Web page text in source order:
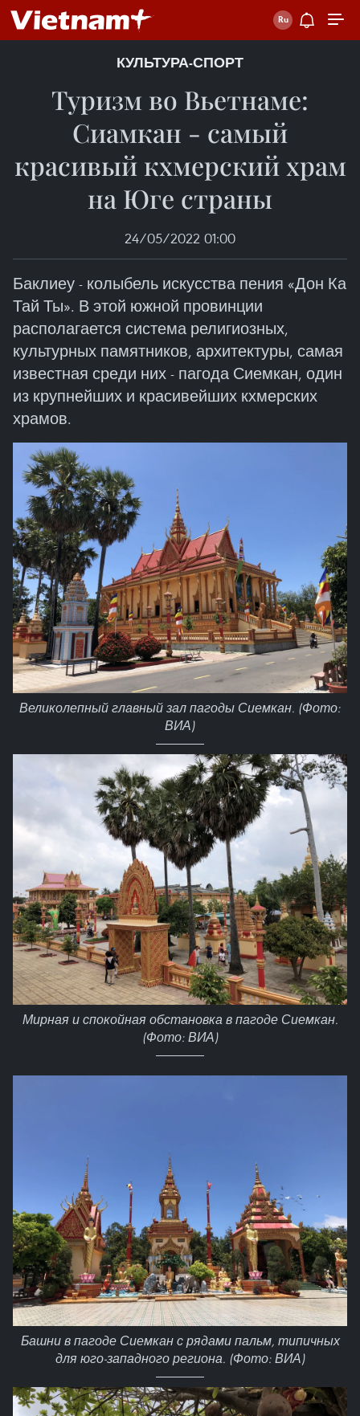
КУЛЬТУРА-СПОРТ
Туризм во Вьетнаме:
Сиамкан - самый
красивый кхмерский храм
на Юге страны
24/05/2022 01:00
Баклиеу - колыбель искусства пения «Дон Ка
Тай Ты». В этой южной провинции
располагается система религиозных,
культурных памятников, архитектуры, самая
известная среди них - пагода Сиемкан, один
из крупнейших и красивейших кхмерских
храмов.
Великолепный главный зал пагоды Сиемкан. (Фото:
ВИА)
Мирная и спокойная обстановка в пагоде Сиемкан.
(Фото: ВИА)
Башни в пагоде Сиемкан с рядами пальм, типичных
для юго-западного региона. (Фото: ВИА)